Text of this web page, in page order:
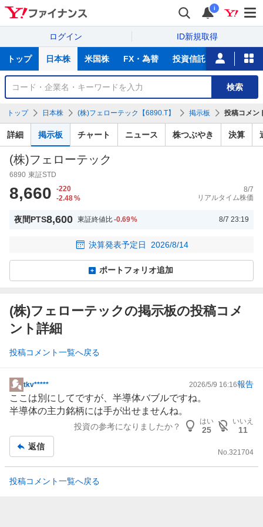
i
ログイン ID新規取得
サ
トップ 日本株 米国株 FX・為替 投資信託 ニュース
銘
検
索
検索
トップ 日本株 (株)フェローテック【6890.T】 掲示板 投稿コメン
詳細 掲示板 チャート ニュース 株つぶやき 決算
(株)フェローテック
6890 東証STD
8,660
-220
-2.48%
8/7
リアルタイム株価
夜間PTS8,600 東証終値比-0.69% 8/7 23:19
決算発表予定日 2026/8/14
ポートフォリオ追加
(株)フェローテックの掲示板の投稿コメ
ント詳細
投稿コメント一覧へ戻る
掲
示
板
tkv***** 2026/5/9 16:16報告
ここは別にしてですが、半導体バブルですね。
半導体の主力銘柄には手が出せませんね。
投資の参考になりましたか？
はい
25
いいえ
11
返信
No.321704
投稿コメント一覧へ戻る